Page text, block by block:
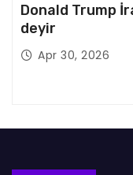
Donald Trump
deyir
Apr 30, 2026